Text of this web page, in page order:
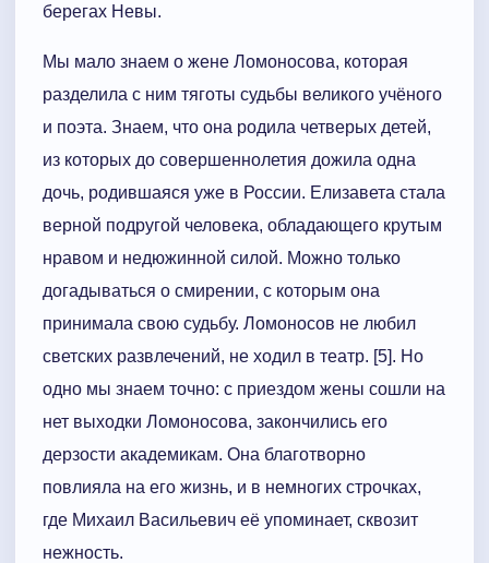
берегах Невы.
Мы мало знаем о жене Ломоносова, которая
разделила с ним тяготы судьбы великого учёного
и поэта. Знаем, что она родила четверых детей,
из которых до совершеннолетия дожила одна
дочь, родившаяся уже в России. Елизавета стала
верной подругой человека, обладающего крутым
нравом и недюжинной силой. Можно только
догадываться о смирении, с которым она
принимала свою судьбу. Ломоносов не любил
светских развлечений, не ходил в театр. [5]. Но
одно мы знаем точно: с приездом жены сошли на
нет выходки Ломоносова, закончились его
дерзости академикам. Она благотворно
повлияла на его жизнь, и в немногих строчках,
где Михаил Васильевич её упоминает, сквозит
нежность.